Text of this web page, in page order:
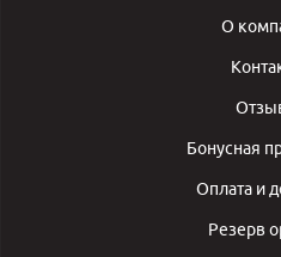
О
Бонусная
Оплата и
Резерв